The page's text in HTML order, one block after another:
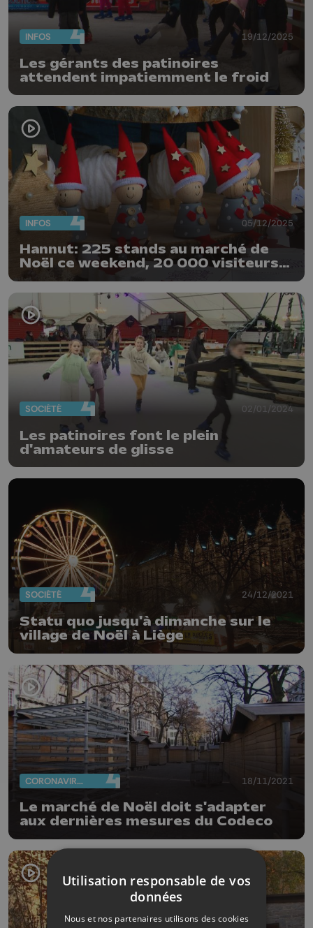
INFOS 19/12/2025
Les gérants des patinoires
attendent impatiemment le froid
INFOS 05/12/2025
Hannut: 225 stands au marché de
Noël ce weekend, 20 000 visiteurs
SOCIÉTÉ 02/01/2024
Les patinoires font le plein
d'amateurs de glisse
SOCIÉTÉ 24/12/2021
Statu quo jusqu'à dimanche sur le
village de Noël à Liège
CORONAVIRUS 18/11/2021
Le marché de Noël doit s'adapter
aux dernières mesures du Codeco
Utilisation responsable de vos
données
Nous et nos partenaires utilisons des cookies